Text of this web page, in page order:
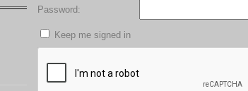
Password:
Keep me signed in